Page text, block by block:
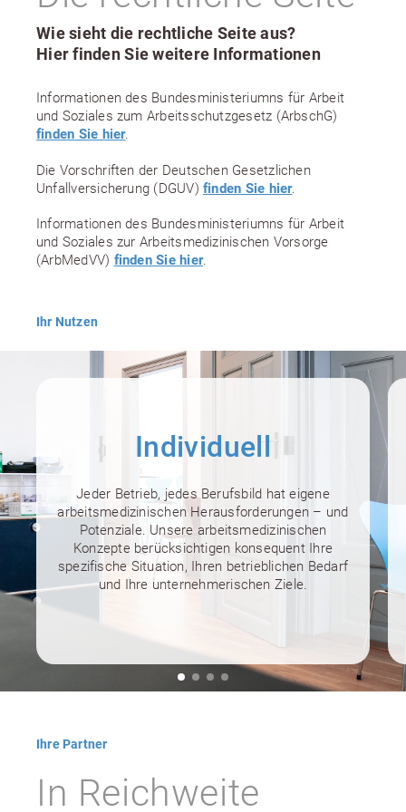
Wie sieht die rechtliche Seite aus?
Hier finden Sie weitere Informationen
Informationen des Bundesministeriumns für Arbeit
und Soziales zum Arbeitsschutzgesetz (ArbschG)
finden Sie hier.
Die Vorschriften der Deutschen Gesetzlichen
Unfallversicherung (DGUV) finden Sie hier.
Informationen des Bundesministeriumns für Arbeit
und Soziales zur Arbeitsmedizinischen Vorsorge
(ArbMedVV) finden Sie hier.
Ihr Nutzen
Individuell
Jeder Betrieb, jedes Berufsbild hat eigene
arbeitsmedizinischen Herausforderungen – und
Potenziale. Unsere arbeitsmedizinischen
Konzepte berücksichtigen konsequent Ihre
spezifische Situation, Ihren betrieblichen Bedarf
und Ihre unternehmerischen Ziele.
Ihre Partner
In Reichweite